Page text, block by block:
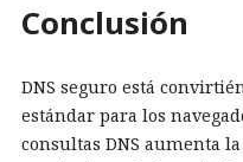
Conclusión
DNS seguro está
estándar para los
consultas DNS aumenta